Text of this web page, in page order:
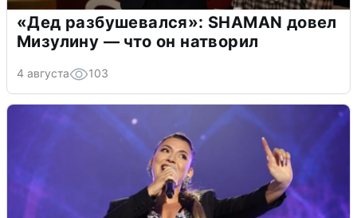
«Дед разбушевался»: SHAMAN довел
Мизулину — что он натворил
4 августа 103